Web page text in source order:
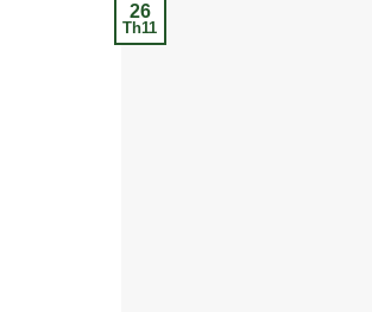
26
Th11